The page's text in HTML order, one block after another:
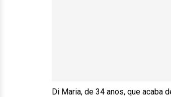
Di Maria, de 34 anos, que acaba